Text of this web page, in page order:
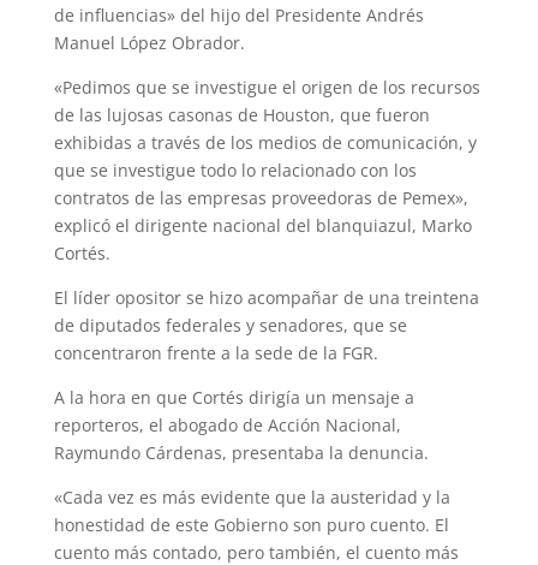
de influencias» del hijo del Presidente Andrés
Manuel López Obrador.
«Pedimos que se investigue el origen de los recursos
de las lujosas casonas de Houston, que fueron
exhibidas a través de los medios de comunicación, y
que se investigue todo lo relacionado con los
contratos de las empresas proveedoras de Pemex»,
explicó el dirigente nacional del blanquiazul, Marko
Cortés.
El líder opositor se hizo acompañar de una treintena
de diputados federales y senadores, que se
concentraron frente a la sede de la FGR.
A la hora en que Cortés dirigía un mensaje a
reporteros, el abogado de Acción Nacional,
Raymundo Cárdenas, presentaba la denuncia.
«Cada vez es más evidente que la austeridad y la
honestidad de este Gobierno son puro cuento. El
cuento más contado, pero también, el cuento más